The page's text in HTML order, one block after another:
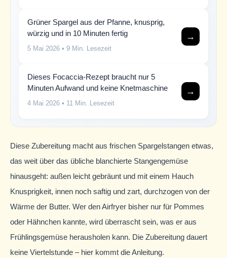
Grüner Spargel aus der Pfanne, knusprig,
würzig und in 10 Minuten fertig
5 Mai 2026 • 9 Min. Lesezeit
→
Dieses Focaccia-Rezept braucht nur 5
Minuten Aufwand und keine Knetmaschine
4 Mai 2026 • 11 Min. Lesezeit
→
Diese Zubereitung macht aus frischen Spargelstangen etwas,
das weit über das übliche blanchierte Stangengemüse
hinausgeht: außen leicht gebräunt und mit einem Hauch
Knusprigkeit, innen noch saftig und zart, durchzogen von der
Wärme der Butter. Wer den Airfryer bisher nur für Pommes
oder Hähnchen kannte, wird überrascht sein, was er aus
Frühlingsgemüse herausholen kann. Die Zubereitung dauert
keine Viertelstunde – hier kommt die Anleitung.